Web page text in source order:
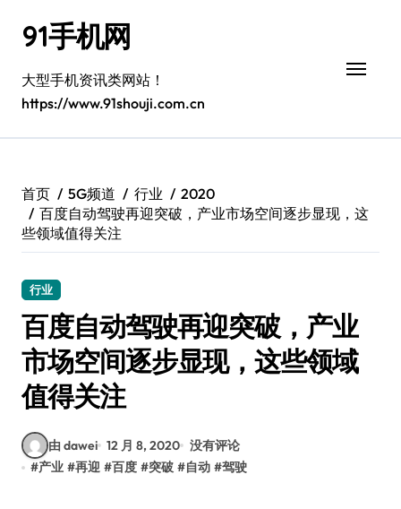
91手机网
大型手机资讯类网站！
https://www.91shouji.com.cn
首页 5G频道 行业
2020
百度自动驾驶再迎突破，产业市场空间逐步显现，这
些领域值得关注
行业
百度自动驾驶再迎突破，产业
市场空间逐步显现，这些领域
值得关注
由 dawei 12 月 8, 2020 没有评论
#产业 #再迎 #百度 #突破 #自动 #驾驶